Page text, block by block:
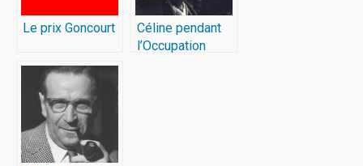
Le prix Goncourt
Céline pendant
l’Occupation